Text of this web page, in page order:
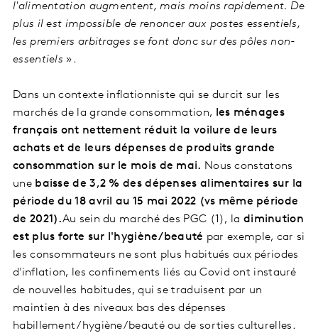
l'alimentation augmentent, mais moins rapidement. De
plus il est impossible de renoncer aux postes essentiels,
les premiers arbitrages se font donc sur des pôles non-
essentiels ».
Dans un contexte inflationniste qui se durcit sur les
marchés de la grande consommation,
les ménages
français ont nettement réduit la voilure de leurs
achats et de leurs dépenses de produits grande
consommation sur le mois de mai. Nous constatons
une baisse de 3,2 % des dépenses alimentaires sur la
période du 18 avril au 15 mai 2022 (vs même période
de 2021).Au sein du marché des PGC (1), la diminution
est plus forte sur l'hygiène/beauté par exemple, car si
les consommateurs ne sont plus habitués aux périodes
d'inflation, les confinements liés au Covid ont instauré
de nouvelles habitudes, qui se traduisent par un
maintien à des niveaux bas des dépenses
habillement/hygiène/beauté ou de sorties culturelles.